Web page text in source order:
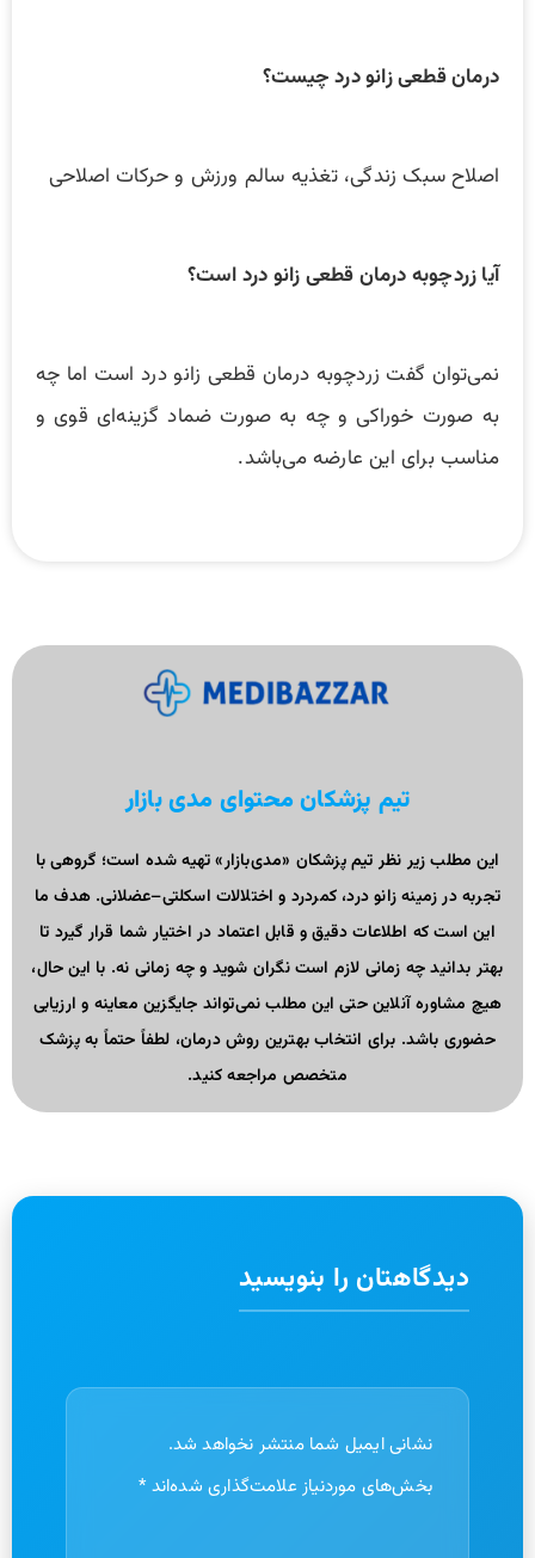
درمان قطعی زانو درد چیست؟
اصلاح سبک زندگی، تغذیه سالم ورزش و حرکات اصلاحی
آیا زردچوبه درمان قطعی زانو درد است؟
نمی‌توان گفت زردچوبه درمان قطعی زانو درد است اما چه
به صورت خوراکی و چه به صورت ضماد گزینه‌ای قوی و
مناسب برای این عارضه می‌باشد.
تیم پزشکان محتوای مدی بازار
این مطلب زیر نظر تیم پزشکان «مدی‌بازار» تهیه شده است؛ گروهی با
تجربه در زمینه زانو درد، کمردرد و اختلالات اسکلتی–عضلانی. هدف ما
این است که اطلاعات دقیق و قابل اعتماد در اختیار شما قرار گیرد تا
بهتر بدانید چه زمانی لازم است نگران شوید و چه زمانی نه. با این حال،
هیچ مشاوره آنلاین حتی این مطلب نمی‌تواند جایگزین معاینه و ارزیابی
حضوری باشد. برای انتخاب بهترین روش درمان، لطفاً حتماً به پزشک
متخصص مراجعه کنید.
دیدگاهتان را بنویسید
نشانی ایمیل شما منتشر نخواهد شد.
بخش‌های موردنیاز علامت‌گذاری شده‌اند *